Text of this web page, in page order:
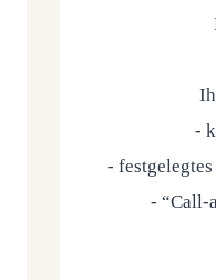
-
-
- “Call-